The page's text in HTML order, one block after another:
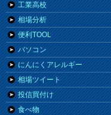
工業高校
相場分析
便利TOOL
パソコン
にんにくアレルギー
相場ツイート
投信買付け
食べ物